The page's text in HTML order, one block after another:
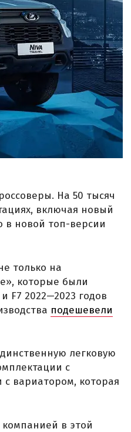
На 50 тысяч
включая новый
в новой топ-версии
только на
которые были
F7 2022—2023 годов
подешевели
легковую
с
с вариатором, которая
в этой